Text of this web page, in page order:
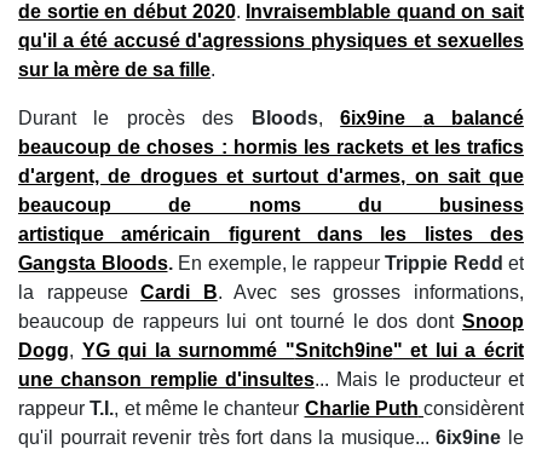
de sortie en début 2020. Invraisemblable quand on sait
qu'il a été accusé d'agressions physiques et sexuelles
sur la mère de sa fille.
Durant le procès des Bloods, 6ix9ine a balancé
beaucoup de choses : hormis les rackets et les trafics
d'argent, de drogues et surtout d'armes, on sait que
beaucoup de noms du business
artistique américain figurent dans les listes des
Gangsta Bloods. En exemple, le rappeur Trippie Redd et
la rappeuse
Cardi B. Avec ses grosses informations,
beaucoup de rappeurs lui ont tourné le dos dont Snoop
Dogg, YGqui la surnommé "Snitch9ine" et lui a écrit
une chanson remplie d'insultes... Mais le producteur et
rappeurT.I., et même le chanteur Charlie Puth considèrent
qu'il pourrait revenir très fort dans la musique...6ix9ine le